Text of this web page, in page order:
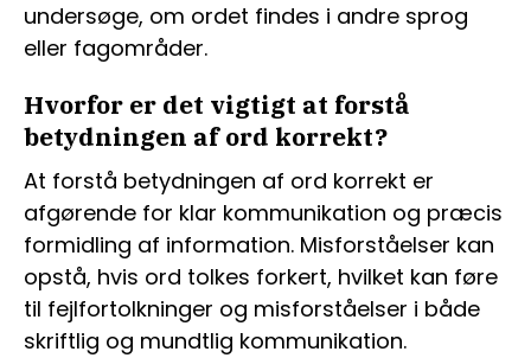
undersøge, om ordet findes i andre sprog
eller fagområder.
Hvorfor er det vigtigt at forstå
betydningen af ord korrekt?
At forstå betydningen af ord korrekt er
afgørende for klar kommunikation og præcis
formidling af information. Misforståelser kan
opstå, hvis ord tolkes forkert, hvilket kan føre
til fejlfortolkninger og misforståelser i både
skriftlig og mundtlig kommunikation.